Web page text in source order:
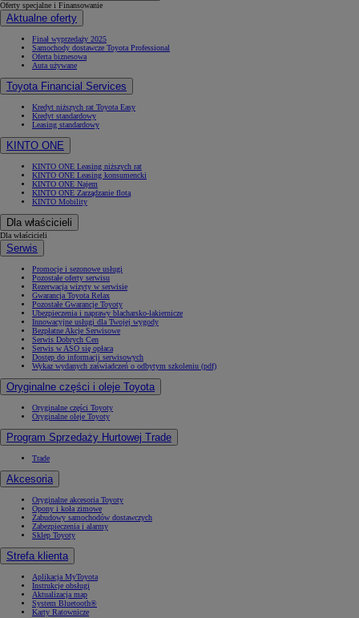
Oferty specjalne i Finansowanie
Aktualne oferty
Finał wyprzedaży 2025
Samochody dostawcze Toyota Professional
Oferta biznesowa
Auta używane
Toyota Financial Services
Kredyt niższych rat Toyota Easy
Kredyt standardowy
Leasing standardowy
KINTO ONE
KINTO ONE Leasing niższych rat
KINTO ONE Leasing konsumencki
KINTO ONE Najem
KINTO ONE Zarządzanie flotą
KINTO Mobility
Dla właścicieli
Dla właścicieli
Serwis
Promocje i sezonowe usługi
Pozostałe oferty serwisu
Rezerwacja wizyty w serwisie
Gwarancja Toyota Relax
Pozostałe Gwarancje Toyoty
Ubezpieczenia i naprawy blacharsko-lakiernicze
Innowacyjne usługi dla Twojej wygody
Bezpłatne Akcje Serwisowe
Serwis Dobrych Cen
Serwis w ASO się opłaca
Dostęp do informacji serwisowych
Wykaz wydanych zaświadczeń o odbytym szkoleniu (pdf)
Oryginalne części i oleje Toyota
Oryginalne części Toyoty
Oryginalne oleje Toyoty
Program Sprzedaży Hurtowej Trade
Trade
Akcesoria
Oryginalne akcesoria Toyoty
Opony i koła zimowe
Zabudowy samochodów dostawczych
Zabezpieczenia i alarmy
Sklep Toyoty
Strefa klienta
Aplikacja MyToyota
Instrukcje obsługi
Aktualizacja map
System Bluetooth®
Karty Ratownicze